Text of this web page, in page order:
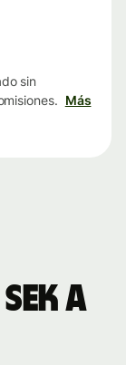
sin
Más
a